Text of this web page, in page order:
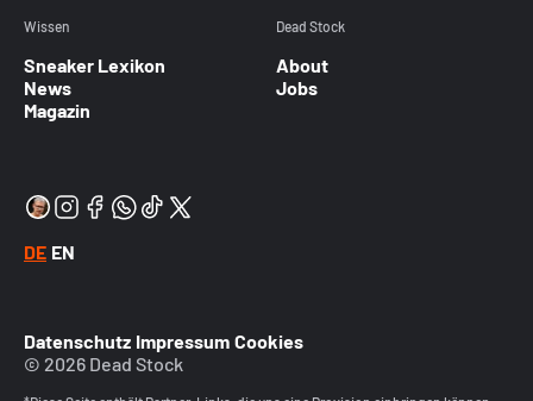
Wissen
Sneaker Lexikon
News
Magazin
Dead Stock
About
Jobs
DE EN
Datenschutz Impressum Cookies
© 2026 Dead Stock